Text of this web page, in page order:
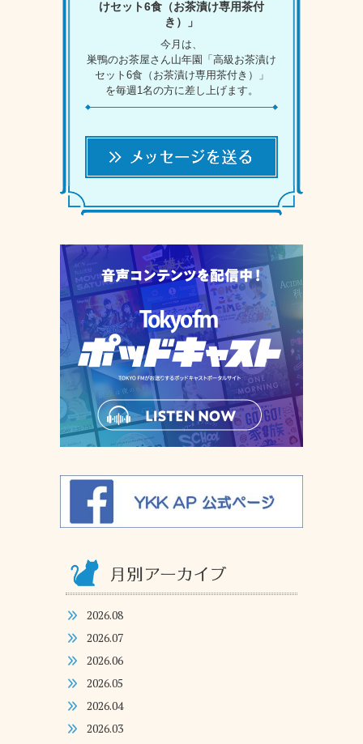
けセット6食（お茶漬け専用茶付
き）」
今月は、
巣鴨のお茶屋さん山年園「高級お茶漬け
セット6食（お茶漬け専用茶付き）」
を毎週1名の方に差し上げます。
2026.08
2026.07
2026.06
2026.05
2026.04
2026.03